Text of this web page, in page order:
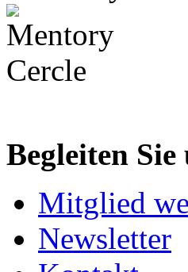
Begleiten
Mitglied
Newsletter